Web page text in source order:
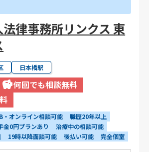
律事務所リンクス 東
日本橋駅
何回でも相談無料
・オンライン相談可能
職歴20年以上
金0円プランあり
治療中の相談可能
19時以降面談可能 後払い可能 完全個室